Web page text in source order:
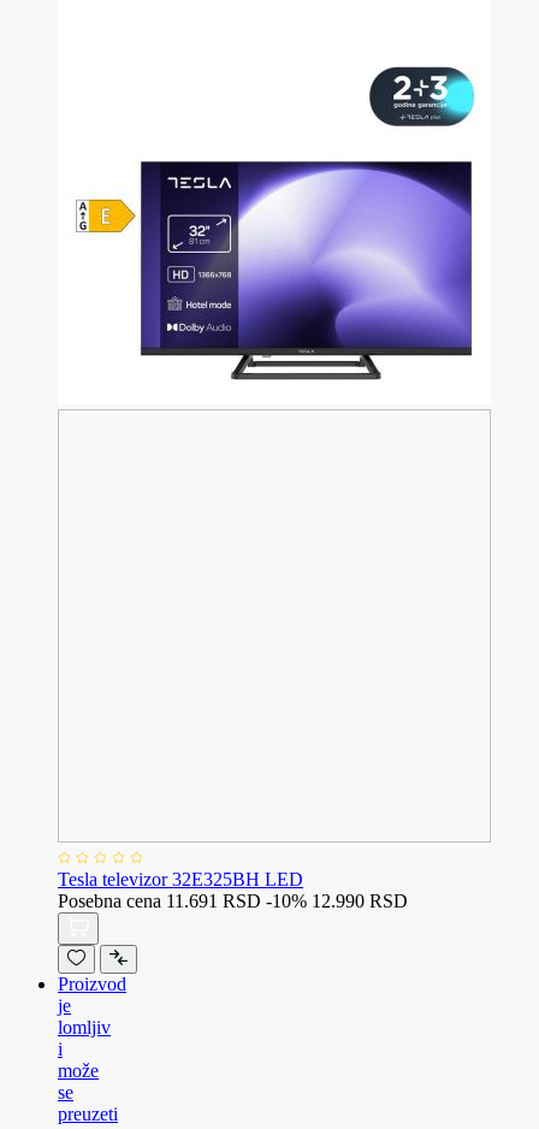
Tesla televizor 32E325BH LED
Posebna cena 11.691 RSD -10% 12.990 RSD
Proizvod
je
lomljiv
i
može
se
preuzeti